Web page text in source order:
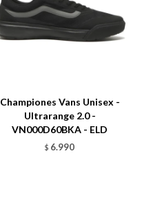
Championes Vans Unisex -
Ultrarange 2.0 -
VN000D60BKA - ELD
$ 6.990